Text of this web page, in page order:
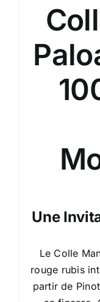
Une
Le Colle
rouge rubis
partir de